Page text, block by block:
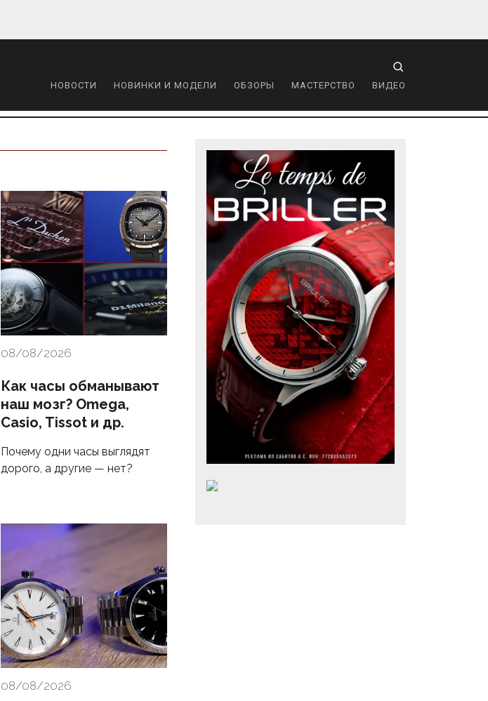
НОВОСТИ НОВИНКИ И МОДЕЛИ ОБЗОРЫ МАСТЕРСТВО ВИДЕО
08/08/2026
Как часы обманывают
наш мозг? Omega,
Casio, Tissot и др.
Почему одни часы выглядят
дорого, а другие — нет?
08/08/2026